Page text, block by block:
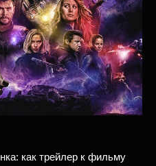
как трейлер к фильму